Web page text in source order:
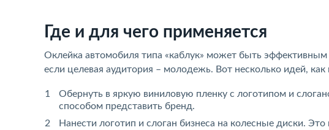
Где и для чего применяется
Оклейка автомобиля типа «каблук» может быть
если целевая аудитория – молодежь. Вот несколько идей,
Обернуть в яркую виниловую пленку с логотипом и
способом представить бренд.
Нанести логотип и слоган бизнеса на колесные диски.